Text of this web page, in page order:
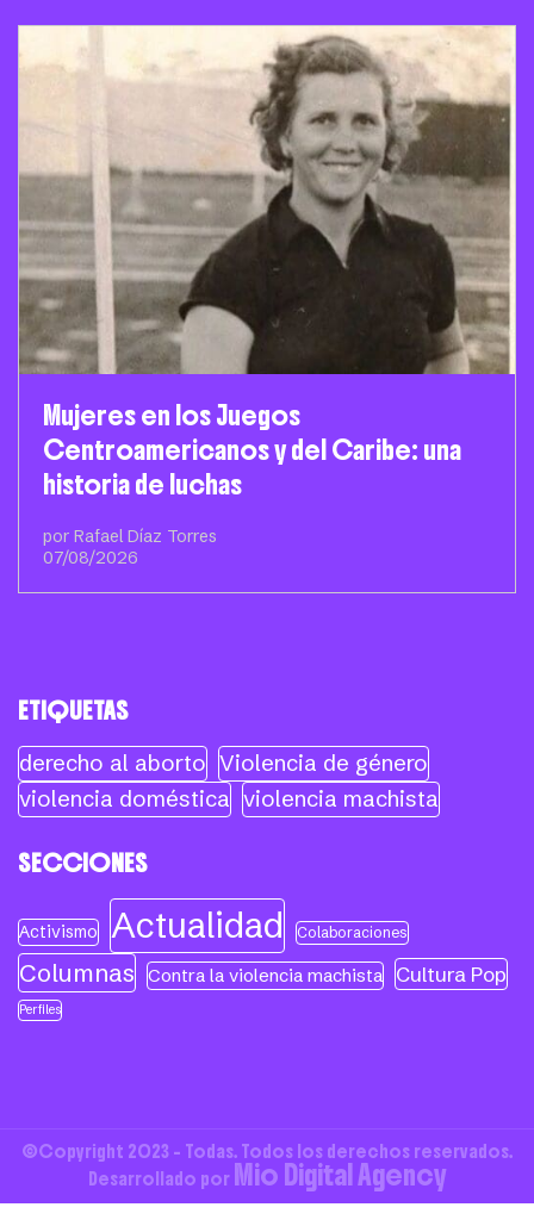
Mujeres en los Juegos
Centroamericanos y del Caribe: una
historia de luchas
por Rafael Díaz Torres
07/08/2026
ETIQUETAS
derecho al aborto Violencia de género
violencia doméstica violencia machista
SECCIONES
Activismo Actualidad Colaboraciones
Columnas Contra la violencia machista Cultura Pop
Perfiles
©Copyright 2023 - Todas. Todos los derechos reservados.
Desarrollado por Mio Digital Agency